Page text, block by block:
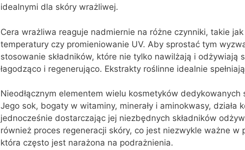
idealnymi dla skóry wrażliwej.
Cera wrażliwa reaguje nadmiernie na różne czynniki, takie
temperatury czy promieniowanie UV. Aby sprostać tym
stosowanie składników, które nie tylko nawilżają i odżywiają
łagodząco i regenerująco. Ekstrakty roślinne idealnie
Nieodłącznym elementem wielu kosmetyków
Jego sok, bogaty w witaminy, minerały i aminokwasy, działa
jednocześnie dostarczając jej niezbędnych składników
również proces regeneracji skóry, co jest niezwykle ważne w
która często jest narażona na podrażnienia.